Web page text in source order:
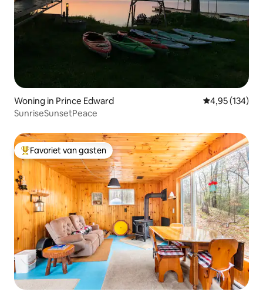
Woning in Prince Edward Gemiddelde
4,95 (134)
SunriseSunsetPeace
Topfavoriet van gasten
Favoriet van gasten